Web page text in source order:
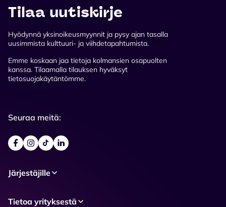
Tilaa uutiskirje
Hyödynnä yksinoikeusmyynnit ja pysy ajan tasalla
uusimmista kulttuuri- ja viihdetapahtumista.
Emme koskaan jaa tietoja kolmansien osapuolten
kanssa. Tilaamalla tilauksen hyväksyt
tietosuojakäytäntömme.
Seuraa meitä:
Järjestäjille
Tietoa yrityksestä